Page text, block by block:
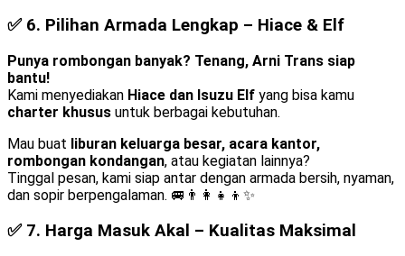
✅ 6. Pilihan Armada Lengkap – Hiace & Elf
Punya rombongan banyak? Tenang, Arni Trans siap
bantu!
Kami menyediakan Hiace dan Isuzu Elf yang bisa kamu
charter khusus untuk berbagai kebutuhan.
Mau buat liburan keluarga besar, acara kantor,
rombongan kondangan, atau kegiatan lainnya?
Tinggal pesan, kami siap antar dengan armada bersih, nyaman,
dan sopir berpengalaman. 🚐👨‍👩‍👧‍👦✨
✅ 7. Harga Masuk Akal – Kualitas Maksimal